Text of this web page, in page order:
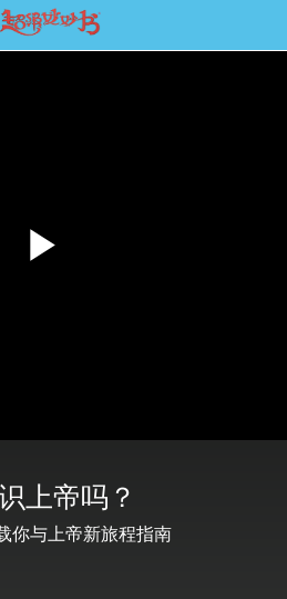
Return to Content
上帝吗？
你与上帝新旅程指南